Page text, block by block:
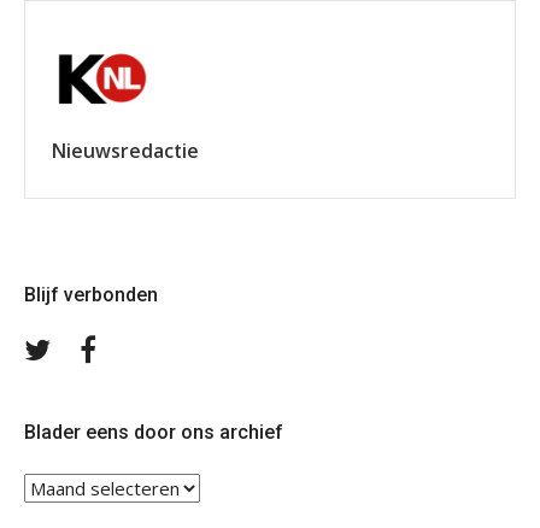
Nieuwsredactie
Blijf verbonden
Volg
Blader eens door ons archief
Blader